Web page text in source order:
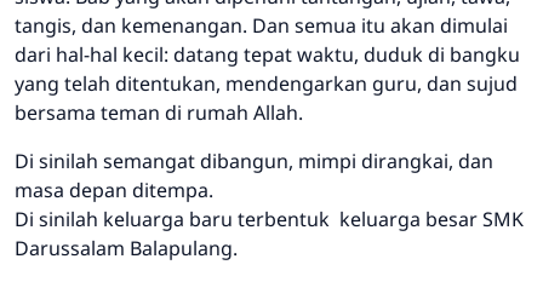
tangis, dan kemenangan. Dan semua itu akan dimulai
dari hal-hal kecil: datang tepat waktu, duduk di bangku
yang telah ditentukan, mendengarkan guru, dan sujud
bersama teman di rumah Allah.
Di sinilah semangat dibangun, mimpi dirangkai, dan
masa depan ditempa.
Di sinilah keluarga baru terbentuk keluarga besar SMK
Darussalam Balapulang.